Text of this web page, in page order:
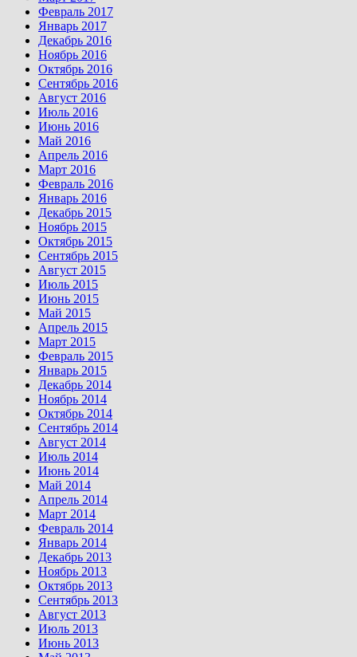
Февраль 2017
Январь 2017
Декабрь 2016
Ноябрь 2016
Октябрь 2016
Сентябрь 2016
Август 2016
Июль 2016
Июнь 2016
Май 2016
Апрель 2016
Март 2016
Февраль 2016
Январь 2016
Декабрь 2015
Ноябрь 2015
Октябрь 2015
Сентябрь 2015
Август 2015
Июль 2015
Июнь 2015
Май 2015
Апрель 2015
Март 2015
Февраль 2015
Январь 2015
Декабрь 2014
Ноябрь 2014
Октябрь 2014
Сентябрь 2014
Август 2014
Июль 2014
Июнь 2014
Май 2014
Апрель 2014
Март 2014
Февраль 2014
Январь 2014
Декабрь 2013
Ноябрь 2013
Октябрь 2013
Сентябрь 2013
Август 2013
Июль 2013
Июнь 2013